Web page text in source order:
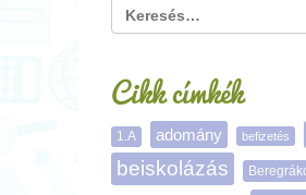
Cikk címkék
1.A adomány befizetés
beiskolázás